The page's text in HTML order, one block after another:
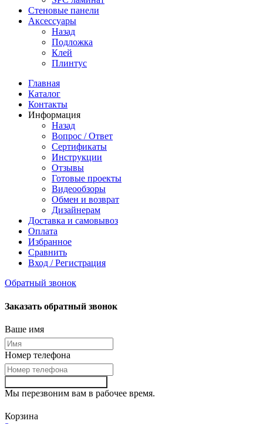
Стеновые панели
Аксессуары
Назад
Подложка
Клей
Плинтус
Главная
Каталог
Контакты
Информация
Назад
Вопрос / Ответ
Сертификаты
Инструкции
Отзывы
Готовые проекты
Видеообзоры
Обмен и возврат
Дизайнерам
Доставка и самовывоз
Оплата
Избранное
Сравнить
Вход / Регистрация
Обратный звонок
Заказать обратный звонок
Ваше имя
Номер телефона
Мы перезвоним вам в рабочее время.
Корзина